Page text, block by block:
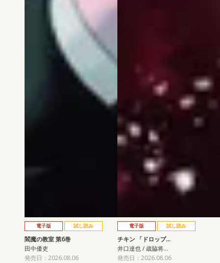
電子版 試し読み
閻魔の教室 第6巻
田中優吏
発売日：2026.08.06
電子版 試し読み
チキン 「ドロップ…
井口達也 / 歳脇将…
発売日：2026.08.06